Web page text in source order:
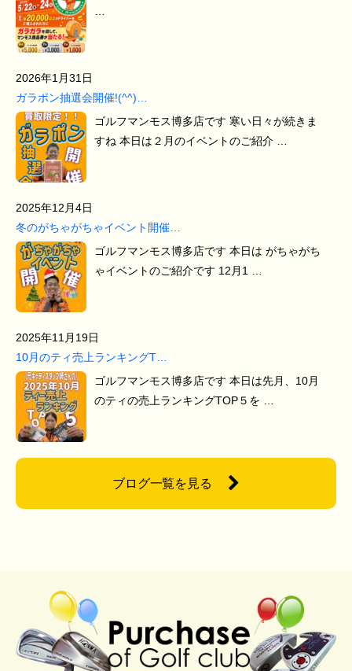
2026年1月31日
ガラポン抽選会開催!(^^)…
ゴルフマンモス博多店です 寒い日々が続きま
すね 本日は２月のイベントのご紹介 …
2025年12月4日
冬のがちゃがちゃイベント開催…
ゴルフマンモス博多店です 本日は がちゃがち
ゃイベントのご紹介です 12月1 …
2025年11月19日
10月のティ売上ランキングT…
ゴルフマンモス博多店です 本日は先月、10月
のティの売上ランキングTOP５を …
ブログ一覧を見る